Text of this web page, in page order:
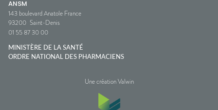
ANSM
143 boulevard Anatole France
93200 Saint-Denis
01 55 87 30 00
MINISTÈRE DE LA SANTÉ
ORDRE NATIONAL DES PHARMACIENS
Une création Valwin